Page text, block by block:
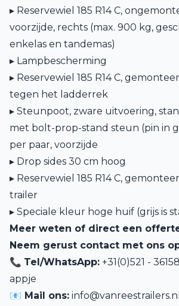
▸ Reservewiel 185 R14 C,
voorzijde, rechts (max. 900 kg,
enkelas en tandemas)
▸ Lampbescherming
▸ Reservewiel 185 R14 C,
tegen het ladderrek
▸ Steunpoot, zware uitvoering,
met bolt-prop-stand steun (pin in
per paar, voorzijde
▸ Drop sides 30 cm hoog
▸ Reservewiel 185 R14 C,
trailer
▸ Speciale kleur hoge huif (grijs is
Meer weten of direct een
Neem gerust contact met ons
📞 Tel/WhatsApp: +31(0)521 -
appje
📧 Mail ons: info@vanreestrailers.nl